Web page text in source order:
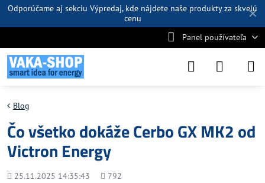
✕
Odporúčame aj sekciu Výpredaj, kde nájdete naše produkty za skvelú
cenu
Panel používateľa
Blog
Čo všetko dokáže Cerbo GX MK2 od
Victron Energy
Pridané
25.11.2025 14:35:43
Počet
792